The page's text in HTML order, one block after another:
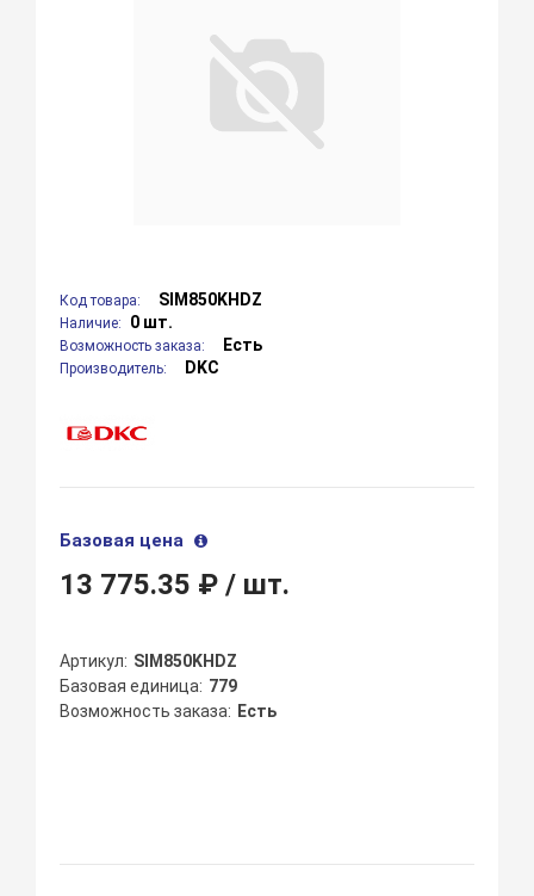
Код товара: SIM850KHDZ
Наличие: 0 шт.
Возможность заказа: Есть
Производитель: DKC
Базовая цена
13 775.35 ₽/ шт.
Артикул
SIM850KHDZ
Базовая единица 779
Возможность заказа
Есть